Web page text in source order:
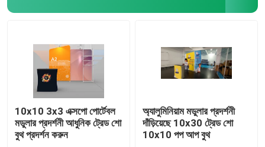
10x10 3x3 এক্সপো পোর্টেবল
মডুলার প্রদর্শনী আধুনিক ট্রেড শো
বুথ প্রদর্শন করুন
অ্যালুমিনিয়াম মডুলার প্রদর্শনী
দাঁড়িয়েছে 10x30 ট্রেড শো
10x10 পপ আপ বুথ